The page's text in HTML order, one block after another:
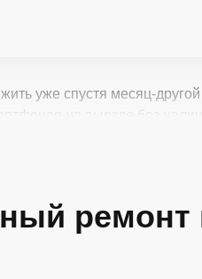
уже спустя месяц-
ремонт